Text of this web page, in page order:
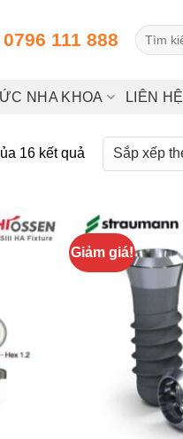
0796 111 888
Tìm
kiếm:
NHA KHOA LIÊN HỆ
16 kết quảĐã
sắp
theo
giá:
thấp
Giảm giá!